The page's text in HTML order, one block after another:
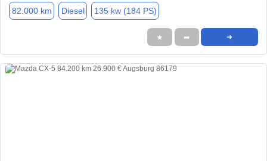
82.000 km Diesel 135 kw (184 PS)
★ ➦ ➜